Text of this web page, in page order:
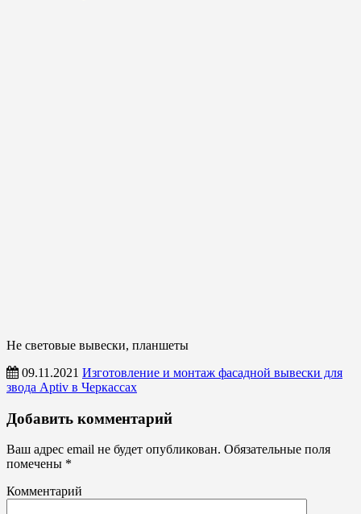
Не световые вывески, планшеты
09.11.2021 Изготовление и монтаж фасадной вывески для
звода Aptiv в Черкассах
Не
световые
вывески,
планшеты
Добавить комментарий
Ваш адрес email не будет опубликован. Обязательные поля
помечены *
Комментарий